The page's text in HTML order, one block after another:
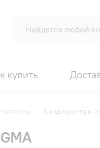
купить
системы — Кондиционеры